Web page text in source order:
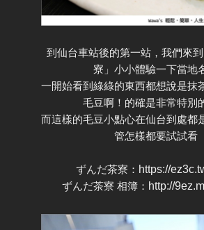
到仙台車站後的第一站，我們來
寮」小小體驗一下當地
一開始看到綠綠的東西都想說是抹
毛豆啊！的確是非常特別
而這樣的毛豆小點心在仙台到處都
管怎樣都要試試看
ずんだ茶寮： https://
ずんだ茶寮 相簿： http://